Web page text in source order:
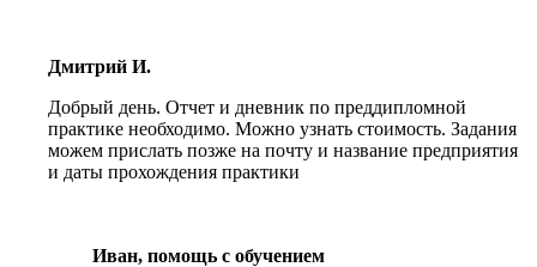
Дмитрий И.
Добрый день. Отчет и дневник по преддипломной
практике необходимо. Можно узнать стоимость. Задания
можем прислать позже на почту и название предприятия
и даты прохождения практики
Иван, помощь с обучением